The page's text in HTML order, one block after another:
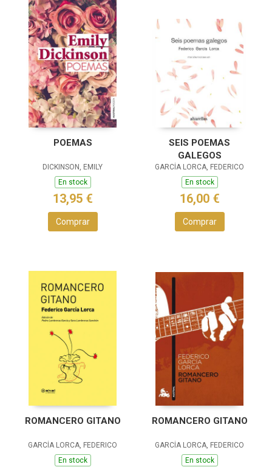
POEMAS
DICKINSON, EMILY
En stock
13,95 €
Comprar
SEIS POEMAS
GALEGOS
GARCÍA LORCA, FEDERICO
En stock
16,00 €
Comprar
ROMANCERO GITANO
GARCÍA LORCA, FEDERICO
En stock
ROMANCERO GITANO
GARCÍA LORCA, FEDERICO
En stock